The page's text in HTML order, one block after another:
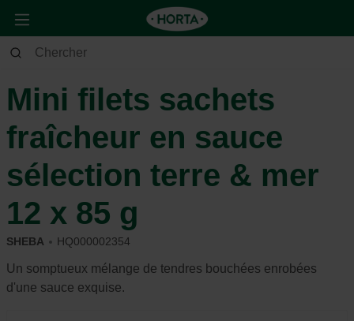
Animaux Chat
Mini filets sachets
fraîcheur en sauce
sélection terre & mer
12 x 85 g
SHEBA HQ000002354
Un somptueux mélange de tendres bouchées enrobées
d'une sauce exquise.